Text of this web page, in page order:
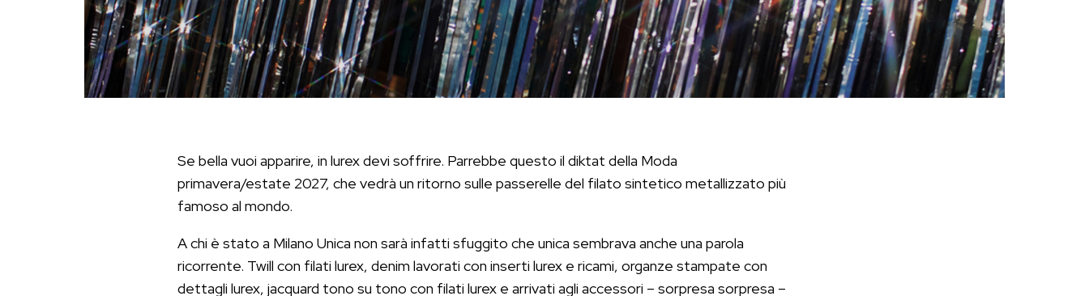
Se bella vuoi apparire, in lurex devi soffrire. Parrebbe questo il diktat della Moda
primavera/estate 2027, che vedrà un ritorno sulle passerelle del filato sintetico metallizzato più
famoso al mondo.
A chi è stato a Milano Unica non sarà infatti sfuggito che unica sembrava anche una parola
ricorrente. Twill con filati lurex, denim lavorati con inserti lurex e ricami, organze stampate con
dettagli lurex, jacquard tono su tono con filati lurex e arrivati agli accessori – sorpresa sorpresa –